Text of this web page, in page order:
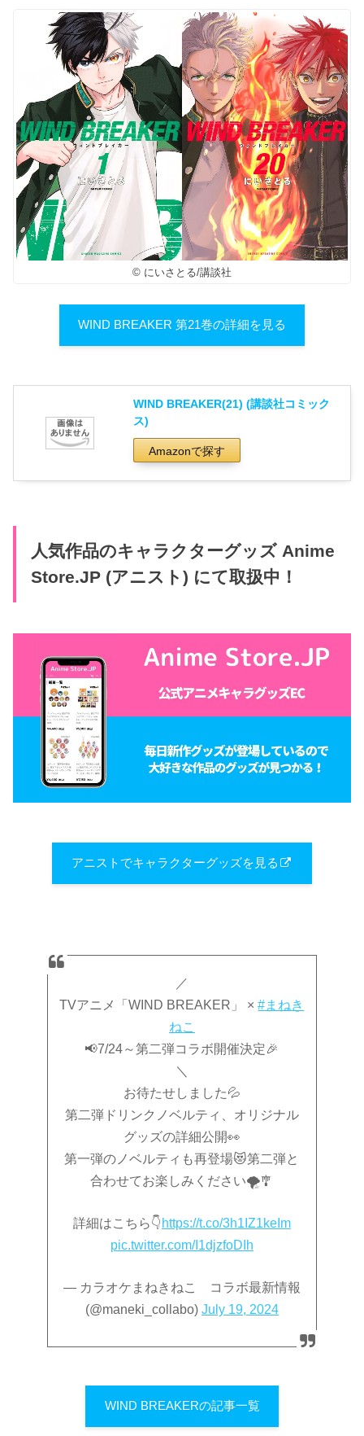
© にいさとる/講談社
WIND BREAKER 第21巻の詳細を見る
WIND BREAKER(21) (講談社コミック
ス)
Amazonで探す
人気作品のキャラクターグッズ Anime
Store.JP (アニスト) にて取扱中！
アニストでキャラクターグッズを見る
／
TVアニメ「WIND BREAKER」 ×#まねき
ねこ
📢7/24～第二弾コラボ開催決定🎉
＼
お待たせしました💦
第二弾ドリンクノベルティ、オリジナル
グッズの詳細公開👀
第一弾のノベルティも再登場😻第二弾と
合わせてお楽しみください🌪️🎐
詳細はこちら👇 https://t.co/3h1IZ1keIm
pic.twitter.com/I1djzfoDIh
— カラオケまねきねこ コラボ最新情報
(@maneki_collabo) July 19, 2024
WIND BREAKERの記事一覧